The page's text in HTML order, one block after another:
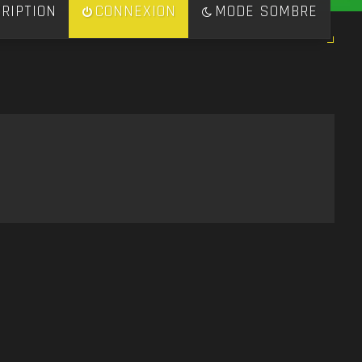
MODE SOMBRE
CONNEXION